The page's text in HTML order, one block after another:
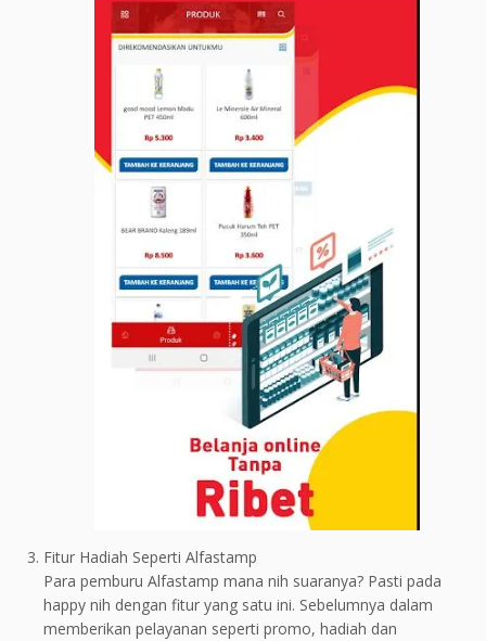
Fitur Hadiah Seperti Alfastamp
Para pemburu Alfastamp mana nih suaranya? Pasti pada
happy nih dengan fitur yang satu ini. Sebelumnya dalam
memberikan pelayanan seperti promo, hadiah dan